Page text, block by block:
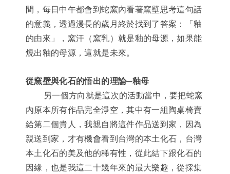
間，每日中午都會到蛇窯內看著窯壁思考這句話
的意義，透過漫長的歲月終於找到了答案：「釉
的由來」，窯汗（窯乳）就是釉的母源，如果能
燒出釉的母源，這就是未來。
從窯壁與化石的悟出的理論─釉母
另一個方向就是這次的活動當中，要把蛇窯
內原本所有作品完全淨空，其中有一組陶桌椅賣
給第二個貴人，我親自將這件作品送到家，因為
親送到家，才有機會看到台灣的本土化石，台灣
本土化石的美及他的稀有性，從此結下跟化石的
因緣，也是我這二十幾年來的最大樂趣，從採集